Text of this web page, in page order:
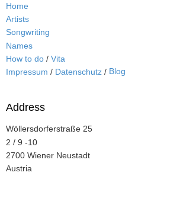
Home
Artists
Songwriting
Names
How to do / Vita
Impressum / Datenschutz / Blog
Address
Wöllersdorferstraße 25
2 / 9 -10
2700 Wiener Neustadt
Austria